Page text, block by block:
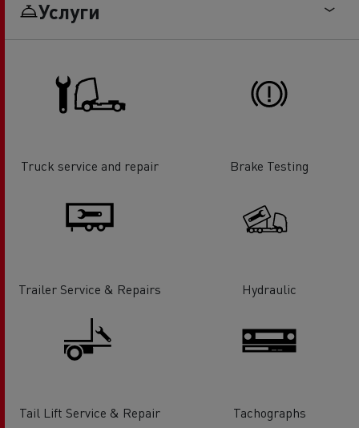
Услуги
Truck service and repair Brake Testing
Trailer Service & Repairs Hydraulic
Tail Lift Service & Repair Tachographs